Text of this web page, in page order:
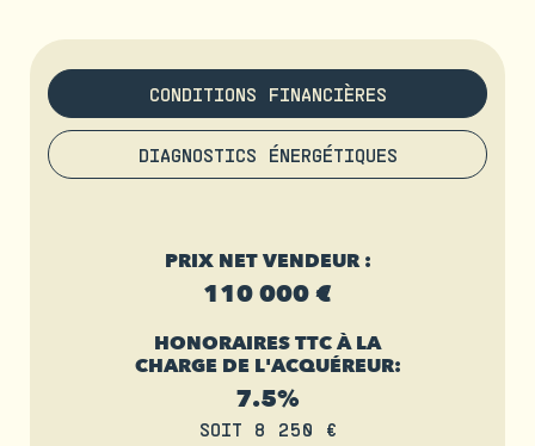
CONDITIONS FINANCIÈRES
DIAGNOSTICS ÉNERGÉTIQUES
PRIX NET VENDEUR :
110 000 €
HONORAIRES TTC À LA
CHARGE DE L'ACQUÉREUR:
7.5%
SOIT 8 250 €